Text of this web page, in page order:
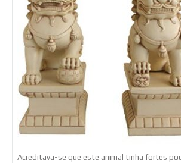
Acreditava-se que este animal tinha fortes